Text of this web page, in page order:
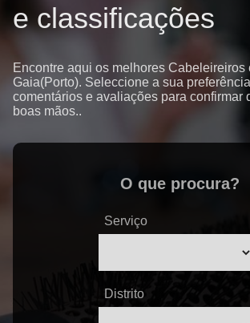
e classificações
Encontre aqui os melhores Cabeleireiros
Gaia(Porto). Seleccione a sua
comentários e avaliações para confirmar
boas mãos..
O que procura?
Serviço
Distrito